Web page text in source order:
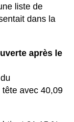
liste de
dans la
après le
tête avec 40,09